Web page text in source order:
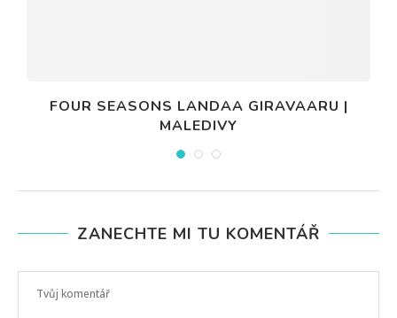
FOUR SEASONS LANDAA GIRAVAARU |
MALEDIVY
ZANECHTE MI TU KOMENTÁŘ